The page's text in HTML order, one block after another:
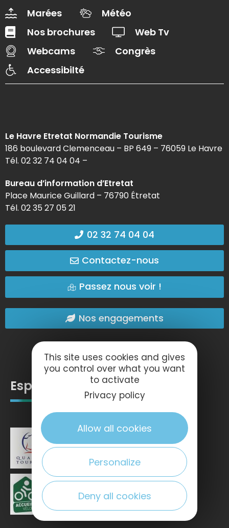
Marées
Météo
Nos brochures
Web Tv
Webcams
Congrès
Accessibilté
Le Havre Etretat Normandie Tourisme
186 boulevard Clemenceau – BP 649 – 76059 Le Havre
Tél. 02 32 74 04 04 –
Bureau d’information d’Etretat
Place Maurice Guillard – 76790 Étretat
Tél. 02 35 27 05 21
02 32 74 04 04
Contactez-nous
Passez nous voir !
Nos engagements
Espace pro
This site uses cookies and gives
you control over what you want
to activate
Privacy policy
Allow all cookies
Personalize
Deny all cookies